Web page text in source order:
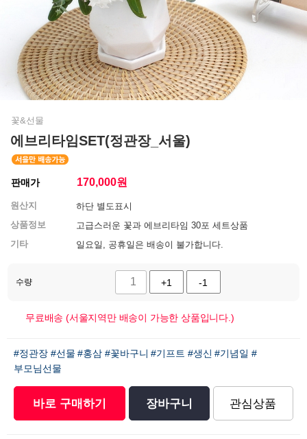
꽃&선물
에브리타임SET(정관장_서울)
판매가 170,000원
원산지
하단 별도표시
상품정보
고급스러운 꽃과 에브리타임 30포 세트상품
기타
일요일, 공휴일은 배송이 불가합니다.
수량 +1 -1
무료배송 (서울지역만 배송이 가능한 상품입니다.)
#정관장 #선물 #홍삼 #꽃바구니 #기프트 #생신 #기념일 #
부모님선물
바로 구매하기 장바구니 관심상품